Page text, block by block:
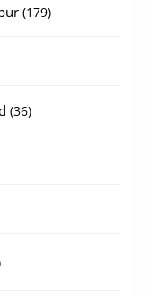
179179
3636